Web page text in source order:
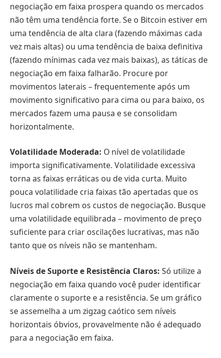
negociação em faixa prospera quando os mercados
não têm uma tendência forte. Se o Bitcoin estiver em
uma tendência de alta clara (fazendo máximas cada
vez mais altas) ou uma tendência de baixa definitiva
(fazendo mínimas cada vez mais baixas), as táticas de
negociação em faixa falharão. Procure por
movimentos laterais – frequentemente após um
movimento significativo para cima ou para baixo, os
mercados fazem uma pausa e se consolidam
horizontalmente.
Volatilidade Moderada: O nível de volatilidade
importa significativamente. Volatilidade excessiva
torna as faixas erráticas ou de vida curta. Muito
pouca volatilidade cria faixas tão apertadas que os
lucros mal cobrem os custos de negociação. Busque
uma volatilidade equilibrada – movimento de preço
suficiente para criar oscilações lucrativas, mas não
tanto que os níveis não se mantenham.
Níveis de Suporte e Resistência Claros: Só utilize a
negociação em faixa quando você puder identificar
claramente o suporte e a resistência. Se um gráfico
se assemelha a um zigzag caótico sem níveis
horizontais óbvios, provavelmente não é adequado
para a negociação em faixa.